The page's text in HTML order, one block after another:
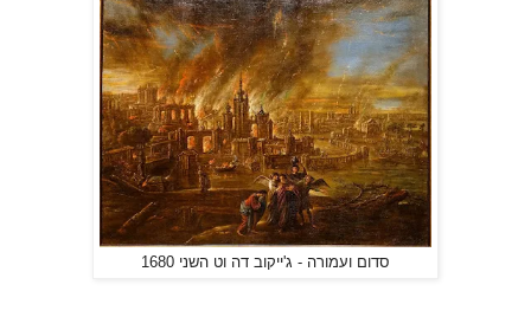
סדום ועמורה - ג'ייקוב דה וט השני 1680